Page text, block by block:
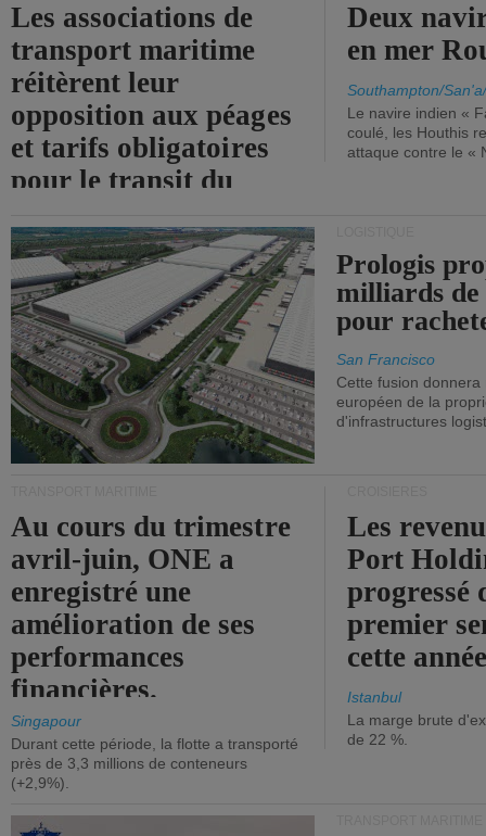
Les associations de
transport maritime
réitèrent leur
opposition aux péages
et tarifs obligatoires
pour le transit du
Deux
en mer
Southampton/
Le navire indien «
coulé, les Houthis
attaque contre le «
Prologis
milliards
pour
San Francisco
Cette fusion
européen de la
d'infrastructures
Au cours du trimestre
avril-juin, ONE a
enregistré une
amélioration de ses
performances
financières.
Singapour
Durant cette période, la flotte a transporté
près de 3,3 millions de conteneurs
(+2,9%).
Les
Port
progressé
premier
cette
Istanbul
La marge brute
de 22 %.